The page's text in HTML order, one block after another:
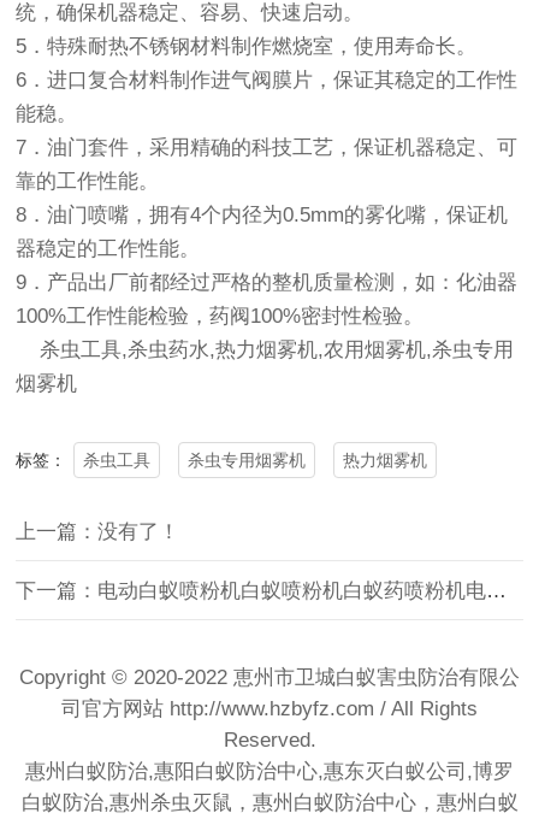
统，确保机器稳定、容易、快速启动。
5．特殊耐热不锈钢材料制作燃烧室，使用寿命长。
6．进口复合材料制作进气阀膜片，保证其稳定的工作性
能稳。
7．油门套件，采用精确的科技工艺，保证机器稳定、可
靠的工作性能。
8．油门喷嘴，拥有4个内径为0.5mm的雾化嘴，保证机
器稳定的工作性能。
9．产品出厂前都经过严格的整机质量检测，如：化油器
100%工作性能检验，药阀100%密封性检验。
杀虫工具,杀虫药水,热力烟雾机,农用烟雾机,杀虫专用
烟雾机
标签： 杀虫工具 杀虫专用烟雾机 热力烟雾机
上一篇：没有了！
下一篇：电动白蚁喷粉机白蚁喷粉机白蚁药喷粉机电动高压喷粉器
Copyright © 2020-2022 恵州市卫城白蚁害虫防治有限公
司官方网站 http://www.hzbyfz.com / All Rights
Reserved.
惠州白蚁防治,惠阳白蚁防治中心,惠东灭白蚁公司,博罗
白蚁防治,惠州杀虫灭鼠，惠州白蚁防治中心，惠州白蚁